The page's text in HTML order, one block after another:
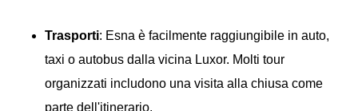
Trasporti: Esna è facilmente raggiungibile in auto,
taxi o autobus dalla vicina Luxor. Molti tour
organizzati includono una visita alla chiusa come
parte dell'itinerario.